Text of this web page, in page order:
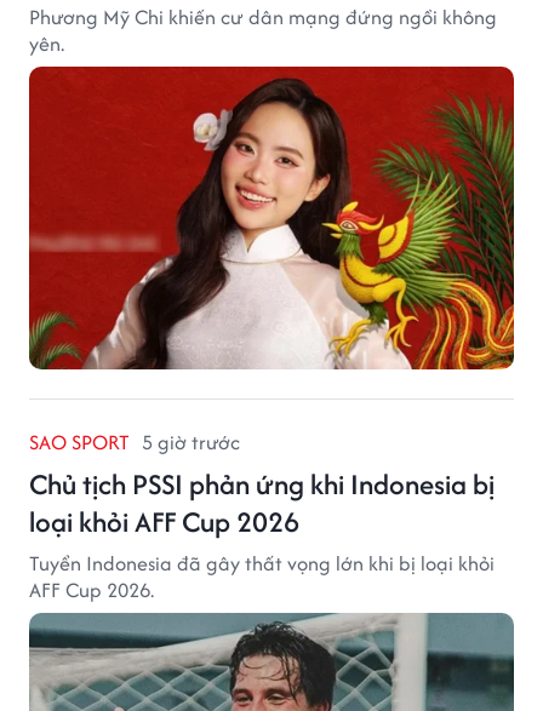
Phương Mỹ Chi khiến cư dân mạng đứng ngồi không
yên.
SAO SPORT 5 giờ trước
Chủ tịch PSSI phản ứng khi Indonesia bị
loại khỏi AFF Cup 2026
Tuyển Indonesia đã gây thất vọng lớn khi bị loại khỏi
AFF Cup 2026.